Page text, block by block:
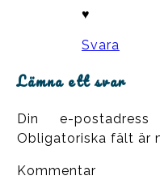
♥
Svara
Lämna ett svar
Din e-
Obligatoriska fält är